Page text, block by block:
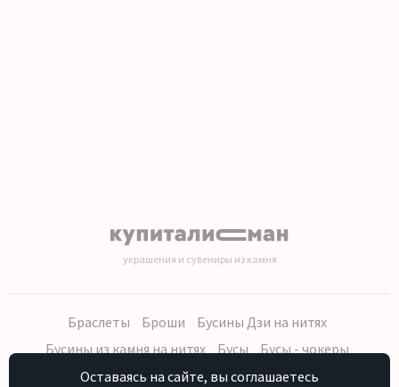
украшения и сувениры из камня
Браслеты Броши
Бусины Дзи на нитях
Бусины из камня на нитях
Бусы
Бусы - чокеры
Кольца, серьги
Кулоны Наборы (бусы, браслет, серьги)
Оставаясь на сайте, вы соглашаетесь